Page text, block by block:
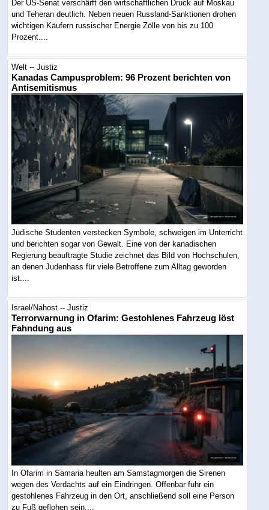
Der US-Senat verschärft den wirtschaftlichen Druck auf Moskau
und Teheran deutlich. Neben neuen Russland-Sanktionen drohen
wichtigen Käufern russischer Energie Zölle von bis zu 100
Prozent....
Welt -- Justiz
Kanadas Campusproblem: 96 Prozent berichten von
Antisemitismus
Jüdische Studenten verstecken Symbole, schweigen im Unterricht
und berichten sogar von Gewalt. Eine von der kanadischen
Regierung beauftragte Studie zeichnet das Bild von Hochschulen,
an denen Judenhass für viele Betroffene zum Alltag geworden
ist....
Israel/Nahost -- Justiz
Terrorwarnung in Ofarim: Gestohlenes Fahrzeug löst
Fahndung aus
In Ofarim in Samaria heulten am Samstagmorgen die Sirenen
wegen des Verdachts auf ein Eindringen. Offenbar fuhr ein
gestohlenes Fahrzeug in den Ort, anschließend soll eine Person
zu Fuß geflohen sein....